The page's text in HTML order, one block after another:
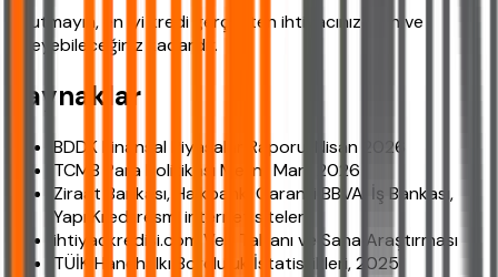
Unutmayın, en iyi kredi gerçekten ihtiyacınız olan ve
ödeyebileceğiniz kadardır.
Kaynaklar
BDDK Finansal Piyasalar Raporu, Nisan 2026
TCMB Para Politikası Metni, Mart 2026
Ziraat Bankası, Halkbank, Garanti BBVA, İş Bankası,
Yapı Kredi resmi internet siteleri
ihtiyackredisi.com Veri Tabanı ve Saha Araştırması
TÜİK Hanehalkı Borçluluk İstatistikleri, 2025